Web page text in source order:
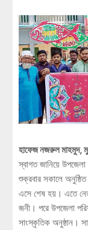
হাফেজ নজরুল মাহমুদ,
স্বাগত জানিয়ে
শুক্রবার সকালে
এসে শেষ হয়। এতে
জনী। পরে উপজেলা
সাংস্কৃতিক অনুষ্ঠান।